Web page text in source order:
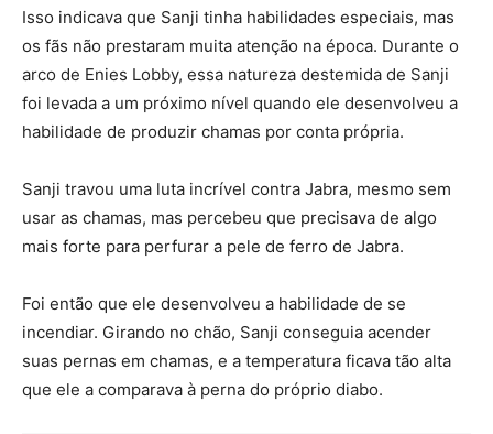
Isso indicava que Sanji tinha habilidades especiais, mas
os fãs não prestaram muita atenção na época. Durante o
arco de Enies Lobby, essa natureza destemida de Sanji
foi levada a um próximo nível quando ele desenvolveu a
habilidade de produzir chamas por conta própria.
Sanji travou uma luta incrível contra Jabra, mesmo sem
usar as chamas, mas percebeu que precisava de algo
mais forte para perfurar a pele de ferro de Jabra.
Foi então que ele desenvolveu a habilidade de se
incendiar. Girando no chão, Sanji conseguia acender
suas pernas em chamas, e a temperatura ficava tão alta
que ele a comparava à perna do próprio diabo.